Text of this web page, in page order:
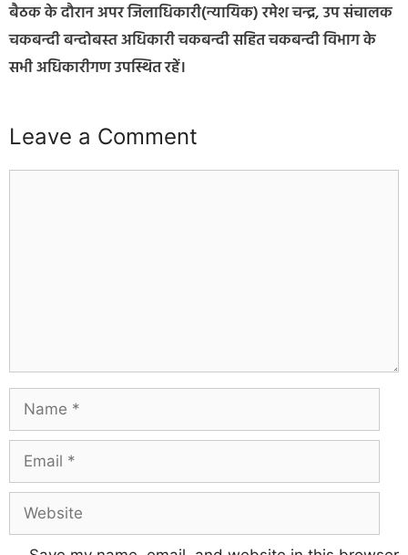
बैठक के दौरान अपर जिलाधिकारी(न्यायिक) रमेश चन्द्र, उप संचालक
चकबन्दी बन्दोबस्त अधिकारी चकबन्दी सहित चकबन्दी विभाग के
सभी अधिकारीगण उपस्थित रहें।
Leave a Comment